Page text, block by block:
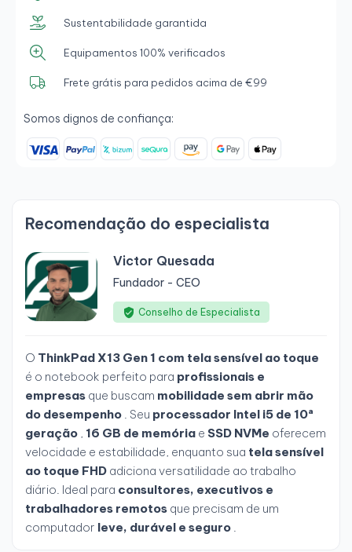
Sustentabilidade garantida
Equipamentos 100% verificados
Frete grátis para pedidos acima de €99
Somos dignos de confiança:
Recomendação do especialista
Victor Quesada
Fundador - CEO
Conselho de Especialista
O ThinkPad X13 Gen 1 com tela sensível ao toque
é o notebook perfeito para profissionais e
empresas que buscam mobilidade sem abrir mão
do desempenho . Seu processador Intel i5 de 10ª
geração , 16 GB de memória e SSD NVMe oferecem
velocidade e estabilidade, enquanto sua tela sensível
ao toque FHD adiciona versatilidade ao trabalho
diário. Ideal para consultores, executivos e
trabalhadores remotos que precisam de um
computador leve, durável e seguro .